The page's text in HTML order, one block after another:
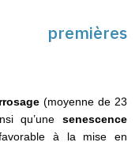
(moyenne de 23
qu’une senescence
à la mise en